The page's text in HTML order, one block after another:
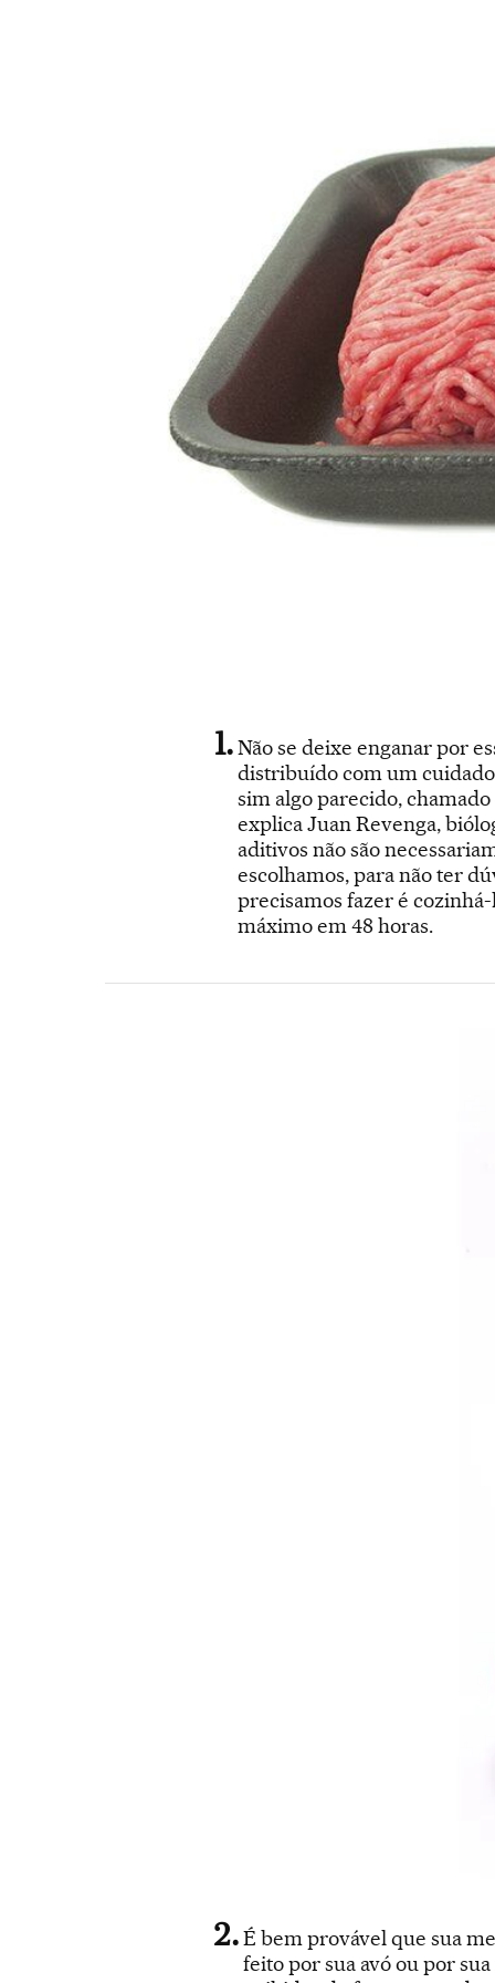
Não se deixe enganar por
distribuído com um
sim algo parecido, chamado
explica Juan Revenga,
aditivos não são
escolhamos, para não ter
precisamos fazer é
máximo em 48 horas.
É bem provável que sua
feito por sua avó ou por